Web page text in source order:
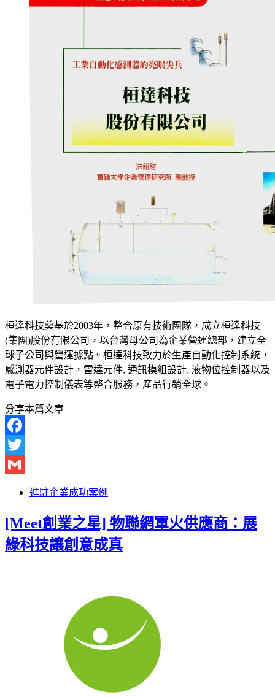
桓達科技奠基於2003年，整合原有技術團隊，成立桓達科技
(集團)股份有限公司，以台灣母公司為企業營運總部，建立全
球子公司與營運據點。桓達科技致力於生產自動化控制系統，
感測器元件設計，雷達元件, 通訊模組設計, 液物位控制器以及
電子電力控制儀表等整合服務，產品行銷全球。
分享本篇文章
Facebook
Twitter
進駐企業成功案例
[Meet創業之星] 物聯網軍火供應商：展
綠科技讓創意成真